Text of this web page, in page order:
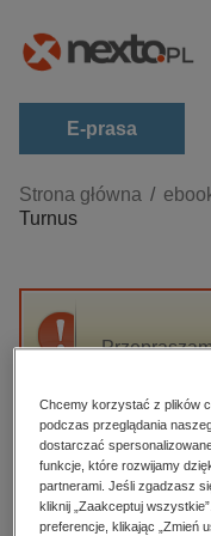
E-prasa
Kategorie
Zobacz wszystkie E-
budownictwo,
darmowe
edukacja
hobby, sport,
komputery,
Strona główna
Turnus
High-contrast mode
Polecane
Chcemy korzystać z plików
podczas przeglądania
dostarczać
funkcje, które rozwijamy
partnerami. Jeśli zgadzasz
kliknij „Zaakceptuj
preferencje, klikając „Zmień